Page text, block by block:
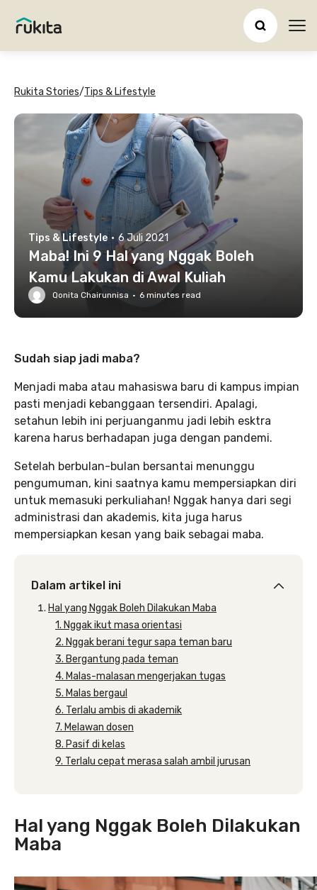
Rukita Stories/Tips & Lifestyle
Tips & Lifestyle · 6 Juli 2021
Maba! Ini 9 Hal yang Nggak Boleh
Kamu Lakukan di Awal Kuliah
Qonita Chairunnisa · 6 minutes read
Sudah siap jadi maba?
Menjadi maba atau mahasiswa baru di kampus impian
pasti menjadi kebanggaan tersendiri. Apalagi,
setahun lebih ini perjuanganmu jadi lebih esktra
karena harus berhadapan juga dengan pandemi.
Setelah berbulan-bulan bersantai menunggu
pengumuman, kini saatnya kamu mempersiapkan diri
untuk memasuki perkuliahan! Nggak hanya dari segi
administrasi dan akademis, kita juga harus
mempersiapkan kesan yang baik sebagai maba.
Dalam artikel ini
Hal yang Nggak Boleh Dilakukan Maba
1. Nggak ikut masa orientasi
2. Nggak berani tegur sapa teman baru
3. Bergantung pada teman
4. Malas-malasan mengerjakan tugas
5. Malas bergaul
6. Terlalu ambis di akademik
7. Melawan dosen
8. Pasif di kelas
9. Terlalu cepat merasa salah ambil jurusan
Hal yang Nggak Boleh Dilakukan
Maba